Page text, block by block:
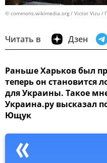
© commons.wikimedia.org / Victor Vizu
Читать в Дзен
Раньше Харьков был
теперь он становится
для Украины. Такое
Украина.ру высказал
Ющук